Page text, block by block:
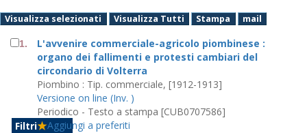
Visualizza selezionati Visualizza Tutti Stampa mail
1.
L'avvenire commerciale-agricolo piombinese :
organo dei fallimenti e protesti cambiari del
circondario di Volterra
Piombino : Tip. commerciale, [1912-1913]
Versione on line (Inv. )
Periodico - Testo a stampa [CUB0707586]
Aggiungi a preferiti
Filtri